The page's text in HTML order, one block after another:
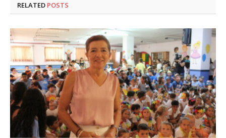
RELATED POSTS